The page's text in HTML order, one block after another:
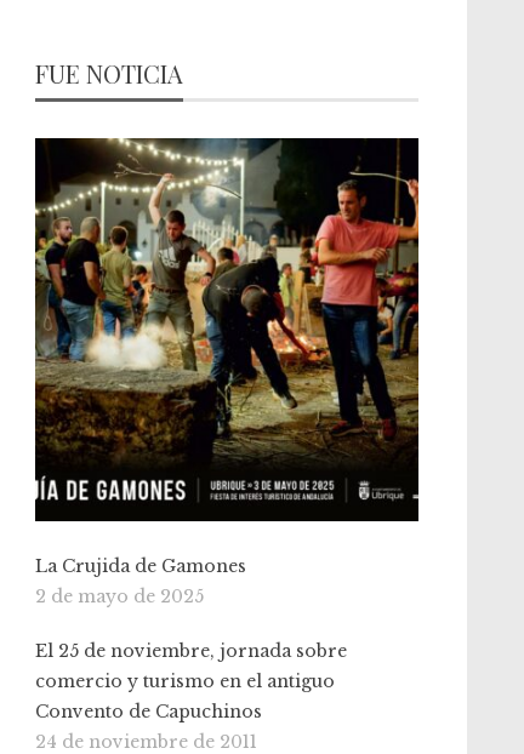
FUE NOTICIA
La Crujida de Gamones
2 de mayo de 2025
El 25 de noviembre, jornada sobre
comercio y turismo en el antiguo
Convento de Capuchinos
24 de noviembre de 2011